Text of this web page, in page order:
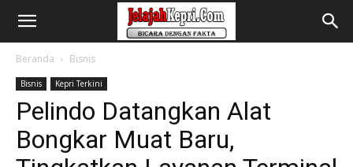
Beranda Bisnis
Bisnis Kepri Terkini
Pelindo Datangkan Alat
Bongkar Muat Baru,